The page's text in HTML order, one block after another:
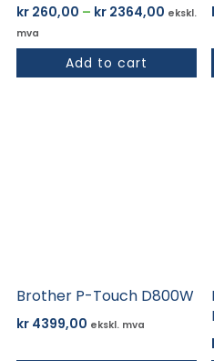
kr 260,00 – kr 2364,00
til
ekskl.
mva
Add to cart
Brother P-Touch D800W
kr 4399,00 ekskl. mva